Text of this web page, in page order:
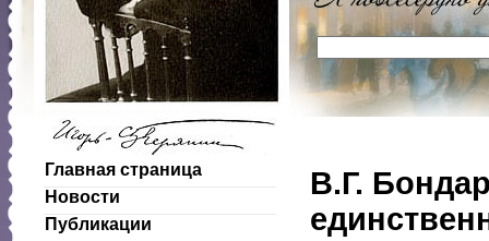
Главная страница
Новости
Публикации
В.Г.